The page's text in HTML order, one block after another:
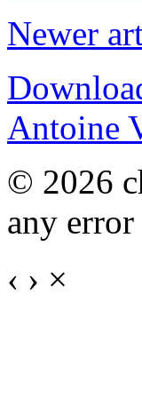
Newer
Antoine
© 2026
any
‹ › ×